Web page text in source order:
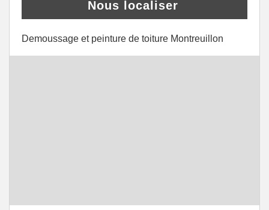
Nous localiser
Demoussage et peinture de toiture Montreuillon